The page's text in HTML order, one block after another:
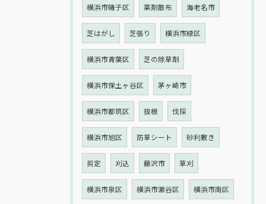
横浜市磯子区 薬剤散布 海老名市
芝はがし 芝張り 横浜市緑区
横浜市青葉区 芝の除草剤
横浜市保土ヶ谷区 茅ヶ崎市
横浜市都筑区 抜根 伐採
横浜市旭区 防草シート 砂利敷き
剪定 刈込 藤沢市 草刈
横浜市泉区 横浜市瀬谷区 横浜市南区